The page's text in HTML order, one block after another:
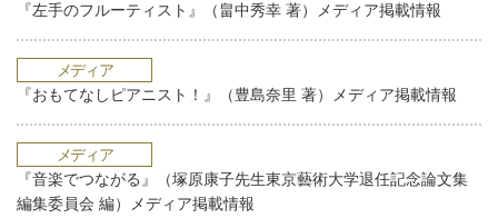
『左手のフルーティスト』（畠中秀幸 著）メディア掲載情報
メディア
『おもてなしピアニスト！』（豊島奈里 著）メディア掲載情報
メディア
『音楽でつながる』（塚原康子先生東京藝術大学退任記念論文集
編集委員会 編）メディア掲載情報